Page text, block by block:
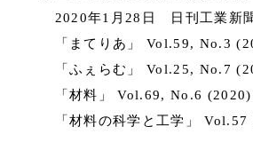
2020年1月28日 日刊工業新聞
「まてりあ」 Vol.59, No.3
「ふぇらむ」 Vol.25, No.7
「材料」 Vol.69, No.6 (2020)
「材料の科学と工学」 Vol.57